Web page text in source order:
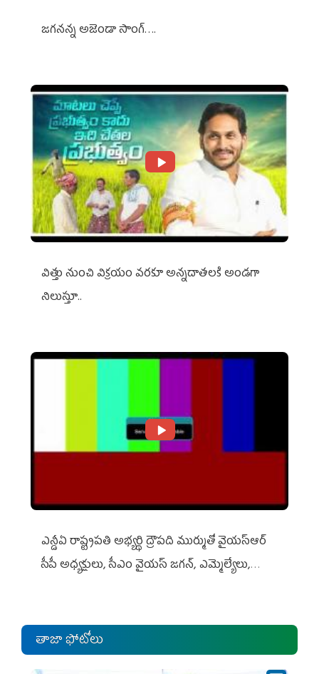
జగనన్న అజెండా సాంగ్….
విత్తు నుంచి విక్రయం వరకూ అన్నదాతలకి అండగా
నిలుస్తూ..
ఎన్డీఏ రాష్ట్ర‌ప‌తి అభ్య‌ర్థి ద్రౌప‌ది ముర్ముతో వైయ‌స్ఆర్
సీపీ అధ్య‌క్షులు, సీఎం వైయ‌స్ జ‌గ‌న్, ఎమ్మెల్యేలు,
తాజా ఫోటోలు